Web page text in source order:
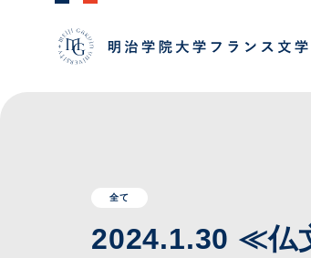
全て
2024.1.30 ≪仏